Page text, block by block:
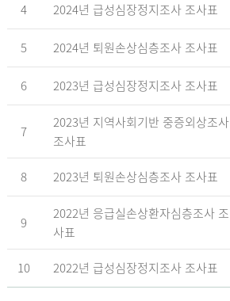
4 2024년 급성심장정지조사 조사표
5 2024년 퇴원손상심층조사 조사표
6 2023년 급성심장정지조사 조사표
7
2023년 지역사회기반 중증외상조사
조사표
8 2023년 퇴원손상심층조사 조사표
9
2022년 응급실손상환자심층조사 조
사표
10 2022년 급성심장정지조사 조사표